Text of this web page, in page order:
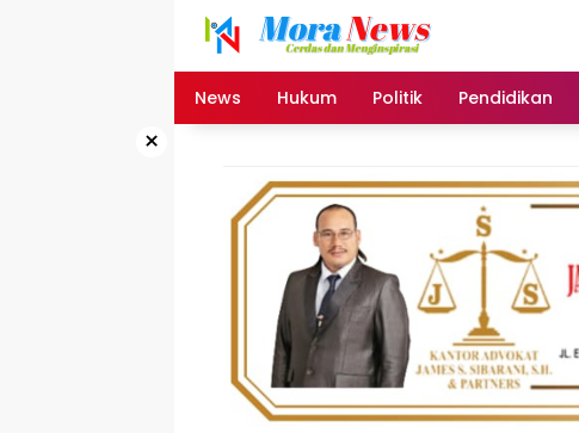
News Hukum Politik Pendidikan
×